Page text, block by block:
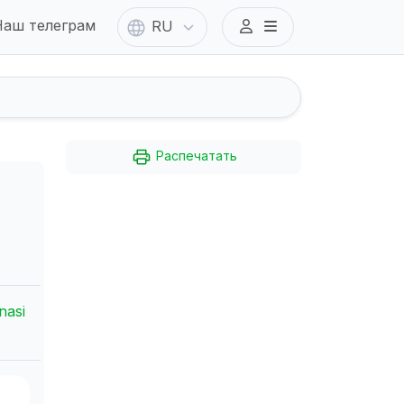
телеграм RU
Распечатать